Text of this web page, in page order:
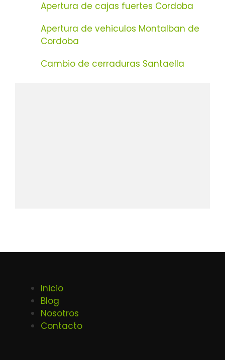
Apertura de cajas fuertes Cordoba
Apertura de vehiculos Montalban de
Cordoba
Cambio de cerraduras Santaella
Inicio
Blog
Nosotros
Contacto